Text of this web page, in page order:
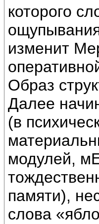
которого
изменит
Образ
Далее
(в
модулей,
памяти),
слова